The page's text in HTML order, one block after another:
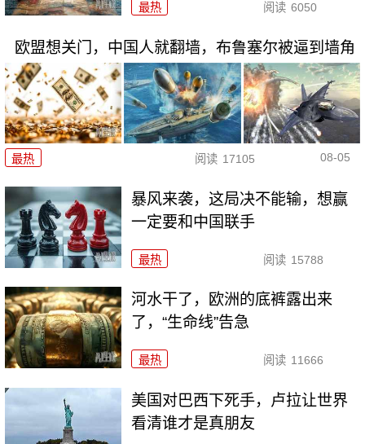
最热 阅读 6050
欧盟想关门，中国人就翻墙，布鲁塞尔被逼到墙角
最热 阅读 17105 08-05
暴风来袭，这局决不能输，想赢
一定要和中国联手
最热 阅读 15788
河水干了，欧洲的底裤露出来
了，“生命线”告急
最热 阅读 11666
美国对巴西下死手，卢拉让世界
看清谁才是真朋友